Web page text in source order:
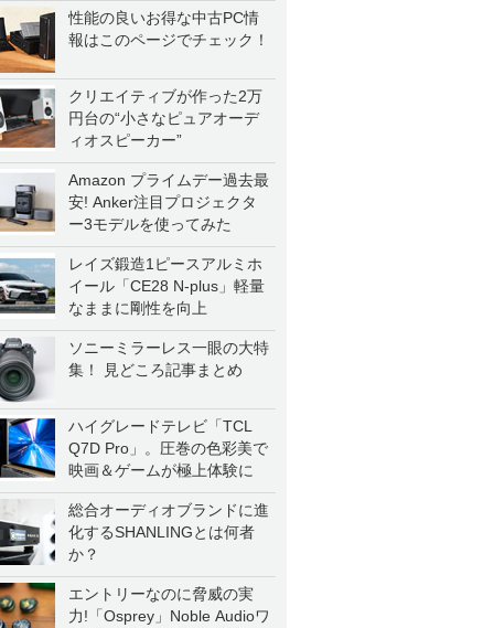
性能の良いお得な中古PC情
報はこのページでチェック！
クリエイティブが作った2万
円台の“小さなピュアオーデ
ィオスピーカー”
Amazon プライムデー過去最
安! Anker注目プロジェクタ
ー3モデルを使ってみた
レイズ鍛造1ピースアルミホ
イール「CE28 N-plus」軽量
なままに剛性を向上
ソニーミラーレス一眼の大特
集！ 見どころ記事まとめ
ハイグレードテレビ「TCL
Q7D Pro」。圧巻の色彩美で
映画＆ゲームが極上体験に
総合オーディオブランドに進
化するSHANLINGとは何者
か？
エントリーなのに脅威の実
力!「Osprey」Noble Audioワ